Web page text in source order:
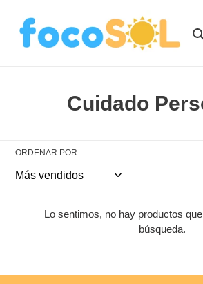
directamente
C
l
e
ó
Cuidado
ORDENAR POR
Lo sentimos, no hay productos
búsqueda.